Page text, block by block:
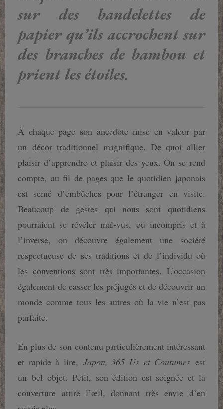
sur des bandelettes de
papier qu’ils accrochent sur
des branches de bambou et
prient les étoiles.
À chaque page son anecdote mise en valeur par
un décor traditionnel magnifique. De quoi allier
plaisir d’apprendre et plaisir des yeux. On se rend
compte, au fil de pages que le quotidien japonais
est semé d’embûches pour l’étranger en visite.
Beaucoup de gestes qui nous sont quotidiens
pourraient se révéler mal-vus, ou incompris et à
l’inverse, on découvre également une société
respectueuse de ses traditions et de l’individu où
les conventions sont très importantes. L’occasion
également de casser les préjugés et de découvrir un
monde comme tous les autres où la vie n’est pas
parfaite.
En plus de son contenu particulièrement intéressant
et rapide à lire, Japon, 365 Us et Coutumes est
un bel objet. Petit, son édition est soignée et la
couverture attire l’œil, donnant très envie d’en